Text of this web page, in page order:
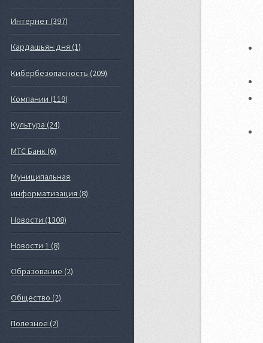
Интернет (397)
Кардашьян дня (1)
Кибербезопасность (209)
Компании (119)
Культура (24)
МТС Банк (6)
Муниципальная
информатизация (8)
Новости (1308)
Новости 1 (8)
Образование (2)
Общество (2)
Полезное (2)